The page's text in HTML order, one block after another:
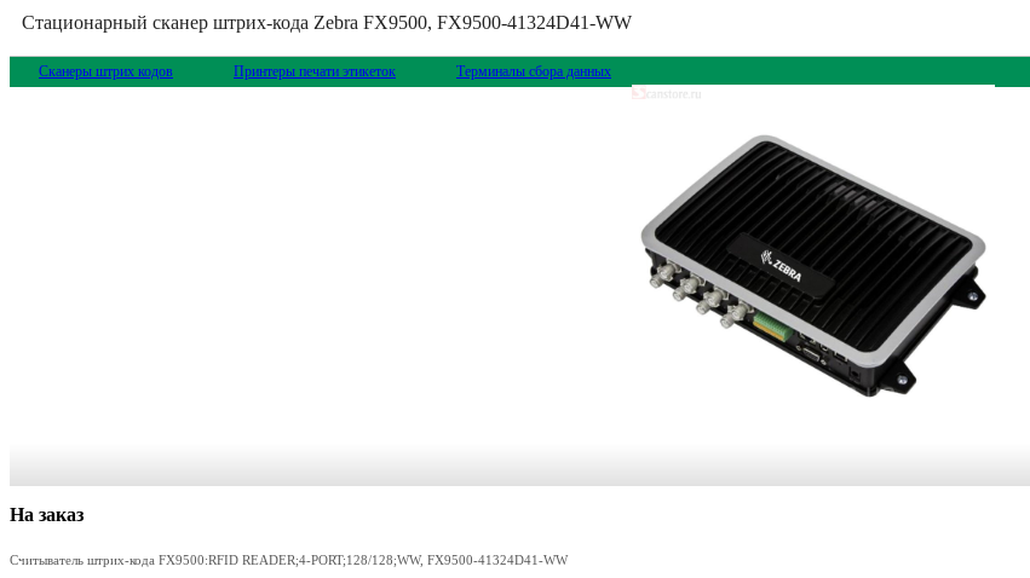
Стационарный сканер штрих-кода Zebra FX9500, FX9500-41324D41-WW
Сканеры штрих кодов Принтеры печати этикеток Терминалы сбора данных
На заказ
Считыватель штрих-кода FX9500:RFID READER;4-PORT;128/128;WW, FX9500-41324D41-WW